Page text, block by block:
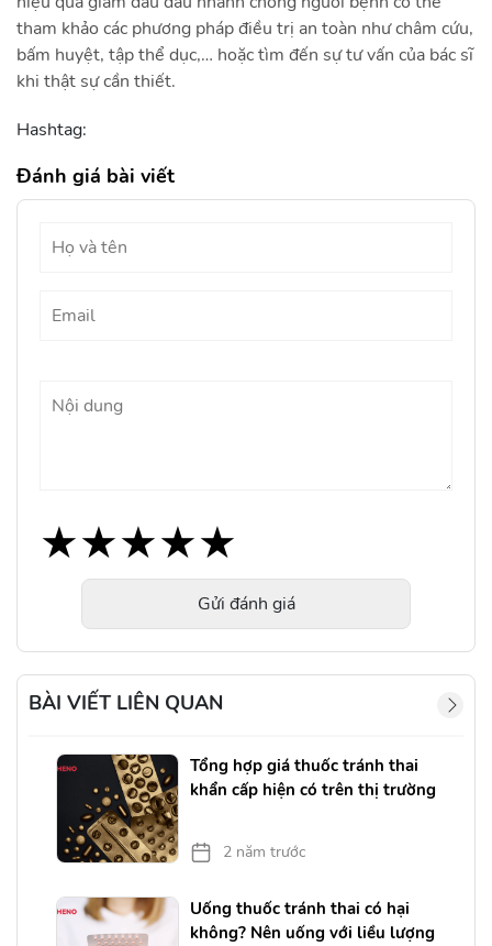
tham khảo các phương pháp điều trị an toàn như châm cứu,
bấm huyệt, tập thể dục,… hoặc tìm đến sự tư vấn của bác sĩ
khi thật sự cần thiết.
Hashtag:
Đánh giá bài viết
★
★★
★★★
★★★★
★★★★★
Gửi đánh giá
BÀI VIẾT LIÊN QUAN
Tổng hợp giá thuốc tránh thai
khẩn cấp hiện có trên thị trường
2 năm trước
Uống thuốc tránh thai có hại
không? Nên uống với liều lượng